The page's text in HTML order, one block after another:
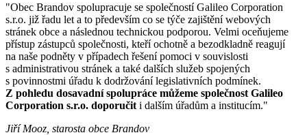
"Obec Brandov spolupracuje se společností Galileo Corporation
s.r.o. již řadu let a to především co se týče zajištění webových
stránek obce a následnou technickou podporou. Velmi oceňujeme
přístup zástupců společnosti, kteří ochotně a bezodkladně reagují
na naše podněty v případech řešení pomoci v souvislosti
s administrativou stránek a také dalších služeb spojených
s povinnostmi úřadu k dodržování legislativních podmínek.
Z pohledu dosavadní spolupráce můžeme společnost Galileo
Corporation s.r.o. doporučit i dalším úřadům a institucím."
Jiří Mooz, starosta obce Brandov